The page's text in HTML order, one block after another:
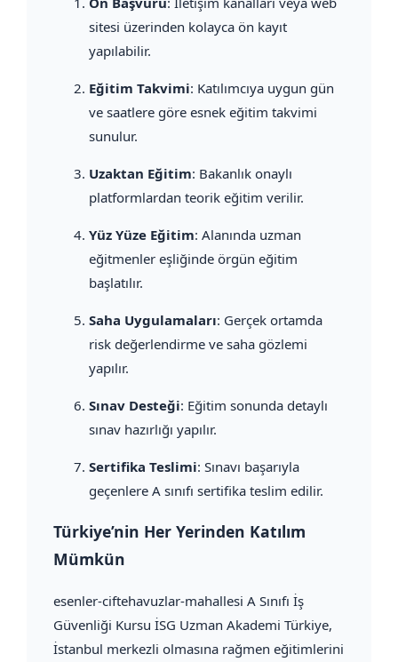
sitesi üzerinden kolayca ön kayıt
yapılabilir.
Eğitim Takvimi: Katılımcıya uygun gün
ve saatlere göre esnek eğitim takvimi
sunulur.
Uzaktan Eğitim: Bakanlık onaylı
platformlardan teorik eğitim verilir.
Yüz Yüze Eğitim: Alanında uzman
eğitmenler eşliğinde örgün eğitim
başlatılır.
Saha Uygulamaları: Gerçek ortamda
risk değerlendirme ve saha gözlemi
yapılır.
Sınav Desteği: Eğitim sonunda detaylı
sınav hazırlığı yapılır.
Sertifika Teslimi: Sınavı başarıyla
geçenlere A sınıfı sertifika teslim edilir.
Türkiye’nin Her Yerinden Katılım
Mümkün
esenler-ciftehavuzlar-mahallesi A Sınıfı İş
Güvenliği Kursu İSG Uzman Akademi Türkiye,
İstanbul merkezli olmasına rağmen eğitimlerini